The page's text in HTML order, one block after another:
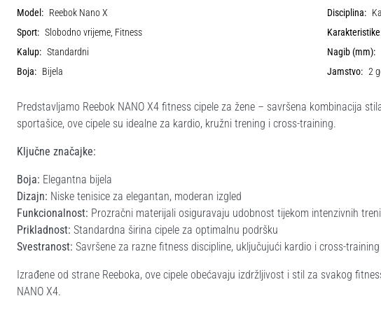
Model: Reebok Nano X Disciplina:
Sport: Slobodno vrijeme, Fitness
Kalup: Standardni Nagib (mm):
Boja: Bijela Jamstvo: 2
Predstavljamo Reebok NANO X4 fitness cipele za žene – savršena kombinacija
sportašice, ove cipele su idealne za kardio, kružni trening i cross-training.
Ključne značajke:
Boja: Elegantna bijela
Dizajn: Niske tenisice za elegantan, moderan izgled
Funkcionalnost: Prozračni materijali osiguravaju udobnost tijekom intenzivnih
Prikladnost: Standardna širina cipele za optimalnu podršku
Svestranost: Savršene za razne fitness discipline, uključujući kardio i cross-training
Izrađene od strane Reeboka, ove cipele obećavaju izdržljivost i stil za svakog
NANO X4.